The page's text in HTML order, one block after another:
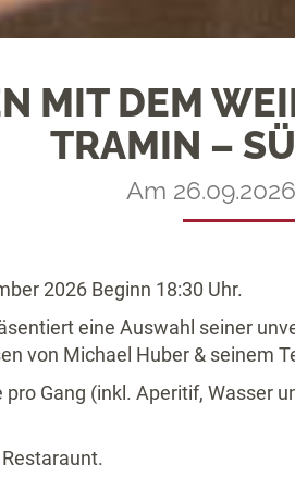
MIT DEM
TRAMIN –
Am
2026 Beginn 18:30 Uhr.
eine Auswahl seiner
von Michael Huber & seinem
Gang (inkl. Aperitif, Wasser